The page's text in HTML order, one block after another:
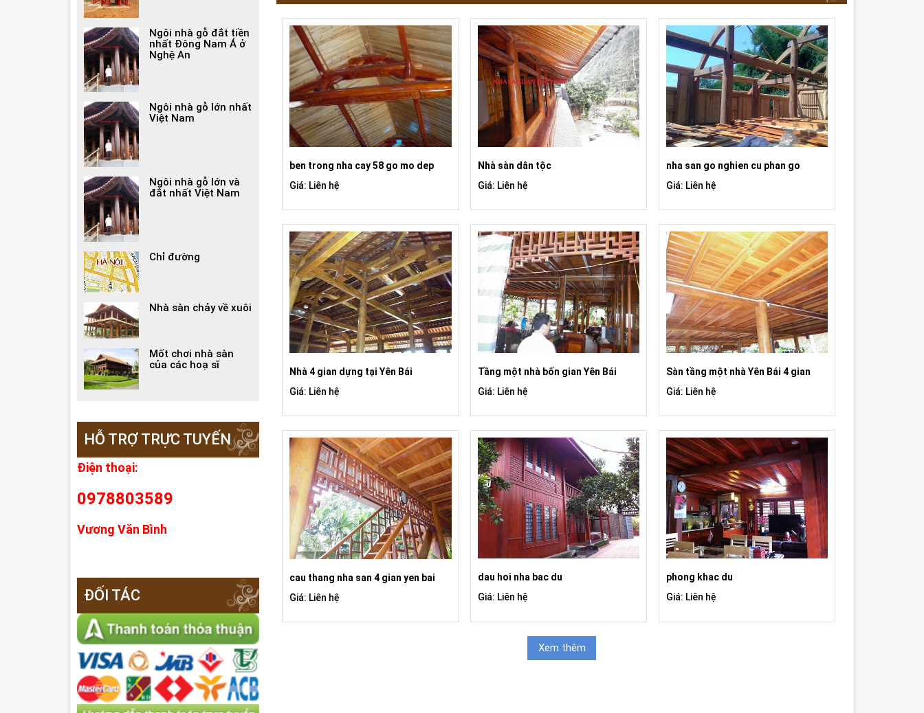
ben trong nha cay 58 go mo dep
Giá: Liên hệ
Nhà sàn dân tộc
Giá: Liên hệ
nha san go nghien cu phan go
Giá: Liên hệ
Nhà 4 gian dựng tại Yên Bái
Giá: Liên hệ
Tầng một nhà bốn gian Yên Bái
Giá: Liên hệ
Sàn tầng một nhà Yên Bái 4 gian
Giá: Liên hệ
cau thang nha san 4 gian yen bai
Giá: Liên hệ
dau hoi nha bac du
Giá: Liên hệ
phong khac du
Giá: Liên hệ
Xem thêm
Ngôi nhà gỗ đắt tiền
nhất Đông Nam Á ở
Nghệ An
Ngôi nhà gỗ lớn nhất
Việt Nam
Ngôi nhà gỗ lớn và
đắt nhất Việt Nam
Chỉ đường
Nhà sàn chảy về xuôi
Mốt chơi nhà sàn
của các hoạ sĩ
HỖ TRỢ TRỰC TUYẾN
Điện thoại:
0978803589
Vương Văn Bình
ĐỐI TÁC